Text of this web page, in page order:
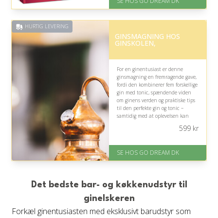
På lager
Levering: E-gavekort kan leveres
inden for 1 time
HURTIG LEVERING
GINSMAGNING HOS
GINSKOLEN,
For en ginentusiast er denne
ginsmagning en fremragende gave,
fordi den kombinerer fem forskellige
gin med tonic, spændende viden
om ginens verden og praktiske tips
til den perfekte gin og tonic –
samtidig med at oplevelsen kan
inden for 1 time
599kr
SE HOS GO DREAM DK
Det bedste bar- og køkkenudstyr til
ginelskeren
Forkæl ginentusiasten med eksklusivt barudstyr som